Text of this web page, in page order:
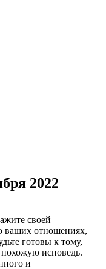
2022
своей
ваших отношениях,
готовы к тому,
похожую исповедь.
и